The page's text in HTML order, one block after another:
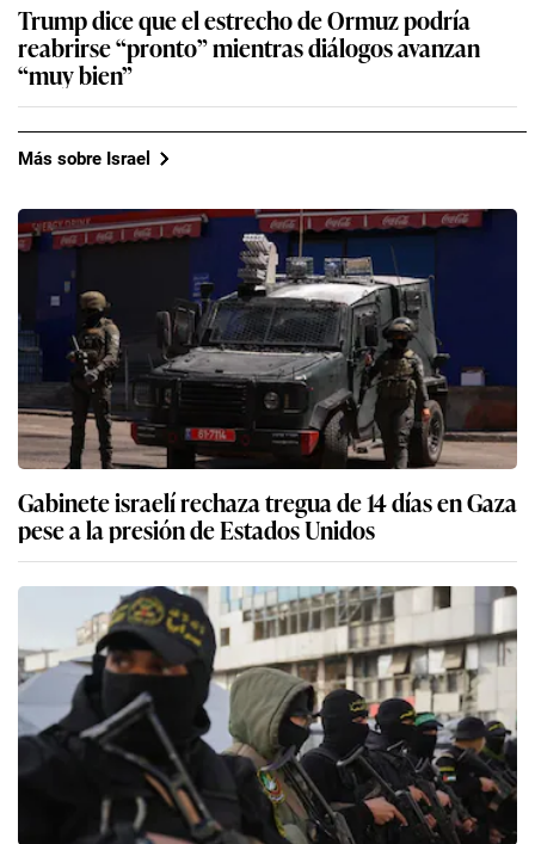
Trump dice que el estrecho de Ormuz podría
reabrirse “pronto” mientras diálogos avanzan
“muy bien”
Más sobre Israel
Gabinete israelí rechaza tregua de 14 días en Gaza
pese a la presión de Estados Unidos